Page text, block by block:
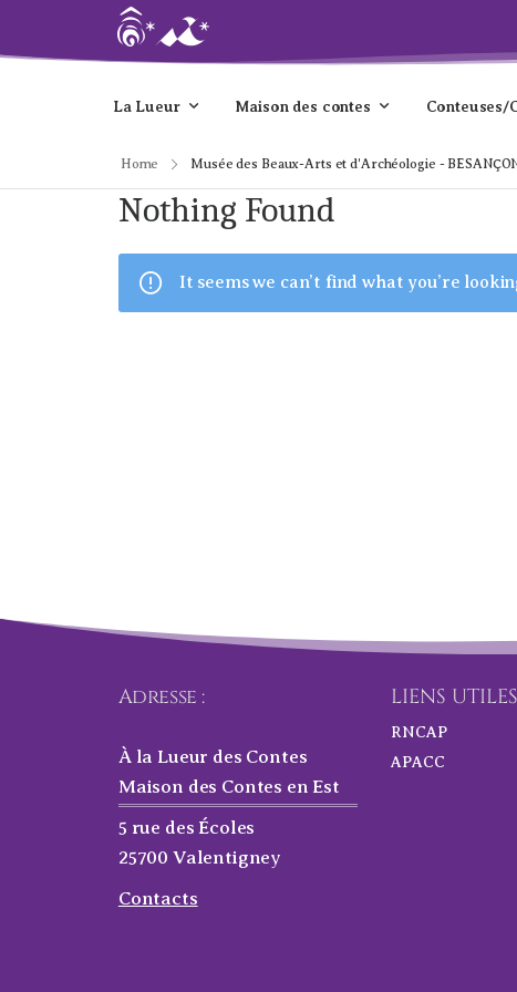
La Lueur Maison des contes Conteuses/
Home Musée des Beaux-Arts et d'Archéologie -
Nothing Found
It seems we can’t find what you’re
Adresse :
À la Lueur des Contes
Maison des Contes en Est
5 rue des Écoles
25700 Valentigney
Contacts
LIENS UTILES
RNCAP
APACC